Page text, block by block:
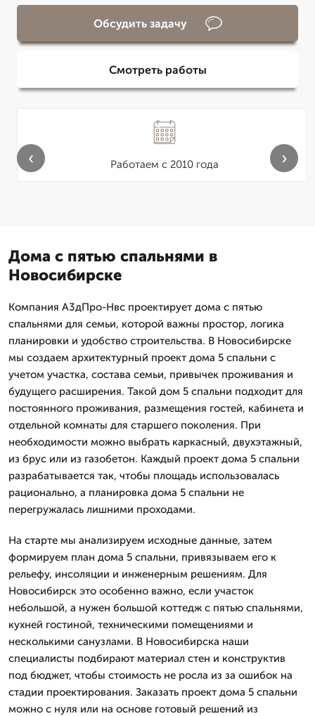
Обсудить задачу
Смотреть работы
Работаем с 2010 года
‹ ›
Дома с пятью спальнями в
Новосибирске
Компания А3дПро-Нвс проектирует дома с пятью
спальнями для семьи, которой важны простор, логика
планировки и удобство строительства. В Новосибирске
мы создаем архитектурный проект дома 5 спальни с
учетом участка, состава семьи, привычек проживания и
будущего расширения. Такой дом 5 спальни подходит для
постоянного проживания, размещения гостей, кабинета и
отдельной комнаты для старшего поколения. При
необходимости можно выбрать каркасный, двухэтажный,
из брус или из газобетон. Каждый проект дома 5 спальни
разрабатывается так, чтобы площадь использовалась
рационально, а планировка дома 5 спальни не
перегружалась лишними проходами.
На старте мы анализируем исходные данные, затем
формируем план дома 5 спальни, привязываем его к
рельефу, инсоляции и инженерным решениям. Для
Новосибирск это особенно важно, если участок
небольшой, а нужен большой коттедж с пятью спальнями,
кухней гостиной, техническими помещениями и
несколькими санузлами. В Новосибирска наши
специалисты подбирают материал стен и конструктив
под бюджет, чтобы стоимость не росла из за ошибок на
стадии проектирования. Заказать проект дома 5 спальни
можно с нуля или на основе готовый решений из